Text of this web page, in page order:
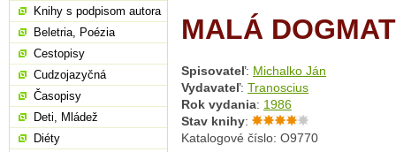
MALÁ
Spisovateľ: Michalko Ján
Vydavateľ: Tranoscius
Rok vydania: 1986
Stav knihy:
Katalogové číslo: O9770
Knihy s podpisom autora
Beletria, Poézia
Cestopisy
Cudzojazyčná
Časopisy
Deti, Mládež
Diéty